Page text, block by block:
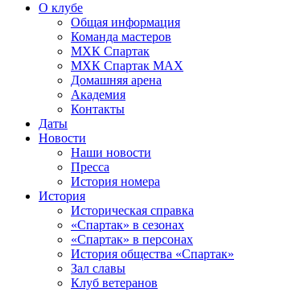
О клубе
Общая информация
Команда мастеров
МХК Спартак
МХК Спартак МАХ
Домашняя арена
Академия
Контакты
Даты
Новости
Наши новости
Пресса
История номера
История
Историческая справка
«Спартак» в сезонах
«Спартак» в персонах
История общества «Спартак»
Зал славы
Клуб ветеранов